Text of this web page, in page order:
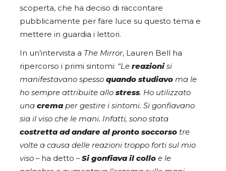
scoperta, che ha deciso di raccontare
pubblicamente per fare luce su questo tema e
mettere in guardia i lettori.
In un’intervista a The Mirror, Lauren Bell ha
ripercorso i primi sintomi: “Le reazionisi
manifestavano spesso quando studiavo ma le
ho sempre attribuite allo stress. Ho utilizzato
una cremaper gestire i sintomi. Si gonfiavano
sia il viso che le mani. Infatti, sono stata
costretta ad andare al pronto soccorso tre
volte a causa delle reazioni troppo forti sul mio
viso – ha detto –Si gonfiava il collo e le